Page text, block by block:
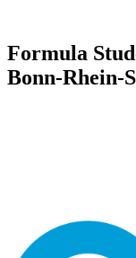
Formula
Bonn-Rhein-